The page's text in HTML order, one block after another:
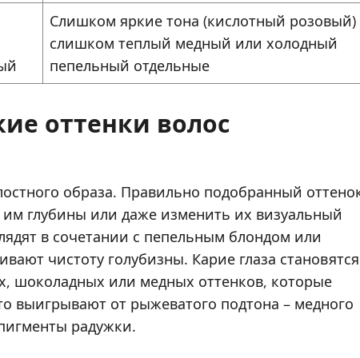
Слишком яркие тона (кислотный розовый)
слишком теплый медный или холодный
пепельный отдельные
оттенки волос
образа. Правильно подобранный
им глубины или даже изменить их визуальный
в сочетании с пепельным блондом или
чистоту голубизны. Карие глаза становятся
шоколадных или медных оттенков, которые
выигрывают от рыжеватого подтона – медного
радужки.